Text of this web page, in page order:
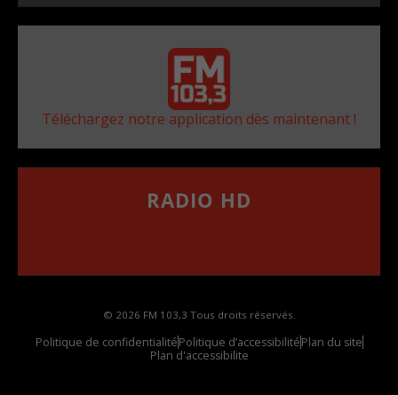
Téléchargez notre application dès maintenant !
RADIO HD
© 2026 FM 103,3 Tous droits réservés.
Politique de confidentialitéPolitique d’accessibilitéPlan du site
Plan d'accessibilite